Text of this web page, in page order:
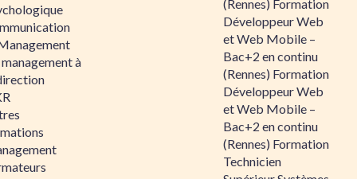
à
(Rennes) Formation
Développeur Web
et Web Mobile –
Bac+2 en continu
(Rennes) Formation
Développeur Web
et Web Mobile –
Bac+2 en continu
(Rennes) Formation
Technicien